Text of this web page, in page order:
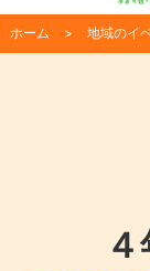
ホーム 地域のイ